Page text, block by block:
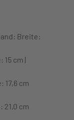
Breite:
15 cm |
17,6 cm
21,0 cm